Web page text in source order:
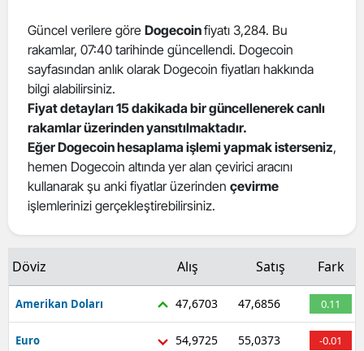
Güncel verilere göre Dogecoinfiyatı 3,284. Bu
rakamlar, 07:40 tarihinde güncellendi. Dogecoin
sayfasından anlık olarak Dogecoin fiyatları hakkında
bilgi alabilirsiniz.
Fiyat detayları 15 dakikada bir güncellenerek canlı
rakamlar üzerinden yansıtılmaktadır.
Eğer Dogecoin hesaplama işlemi yapmak isterseniz,
hemen Dogecoin altında yer alan çevirici aracını
kullanarak şu anki fiyatlar üzerinden çevirme
işlemlerinizi gerçekleştirebilirsiniz.
Döviz Alış Satış Fark
Amerikan Doları 47,6703 47,6856 0.11
Euro 54,9725 55,0373 -0.01